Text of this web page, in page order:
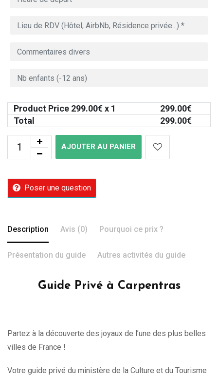
Product Price 299.00€ x 1 299.00€
Total
299.00€
AJOUTER AU PANIER
Poser une question
Description Avis (0) Pourquoi ce prix ?
Présentation du guide Autres activités du guide
Guide Privé à Carpentras
Partez à la découverte des joyaux de l’une des plus belles
villes de France !
Votre guide privé du ministère de la Culture et du Tourisme